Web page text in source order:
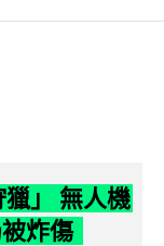
」 無人機
炸傷